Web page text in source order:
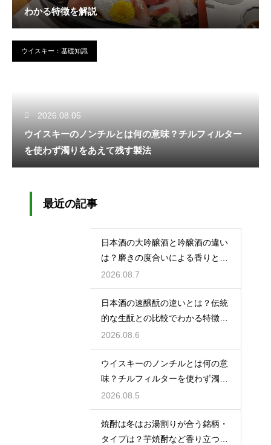
わかる特徴を解説
ウイスキー：基礎知識
2026.08.05
ウイスキーのノンチルとは何の意味？チルフィルター
を使わず濁りをあえて残す製法
最近の記事
日本酒の大吟醸酒と吟醸酒の違い
は？磨きの度合いによる香りと味
の差を解説
2026.08.7
日本酒の速醸酛の違いとは？伝統
的な生酛との比較でわかる特徴を
解説
2026.08.6
ウイスキーのノンチルとは何の意
味？チルフィルターを使わず濁り
をあえて残す製法
2026.08.5
焼酎は冬はお湯割りが合う銘柄・
タイプは？芋焼酎など香り立つ本